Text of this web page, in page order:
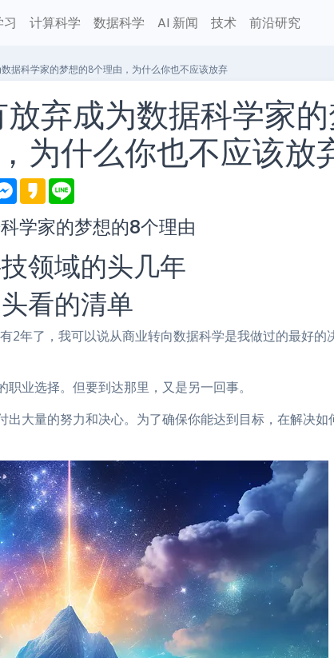
计算科学 数据科学 AI 新闻 技术 前沿研究
据科学家的梦想的8个理由，为什么你也不应该放弃
弃成为数据科学家
为什么你也不应该放
M
e
s
e
g
e
K
a
a
o
e
学家的梦想的8个理由
领域的头几年
看的清单
2年了，我可以说从商业转向数据科学是我做过的最好的
业选择。但要到达那里，又是另一回事。
大量的努力和决心。为了确保你能达到目标，在解决如